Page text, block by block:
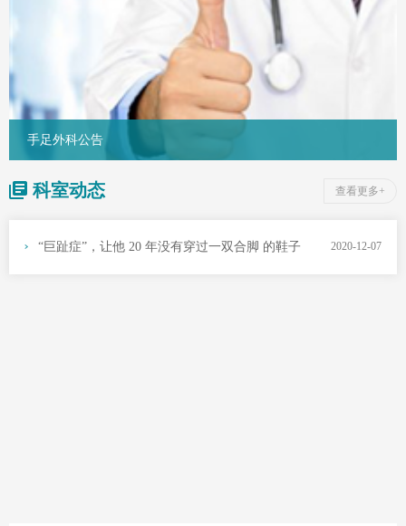
手足外科公告
查看更多+
科室动态
2020-12-07
“巨趾症”，让他 20 年没有穿过一双合脚 的鞋子